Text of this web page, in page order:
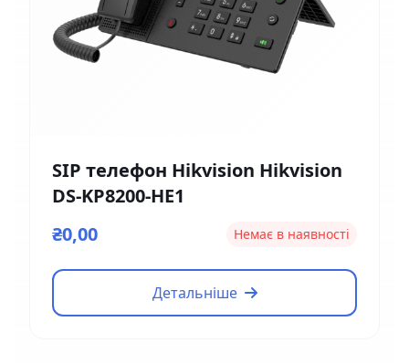
SIP телефон Hikvision Hikvision
DS-KP8200-HE1
₴0,00
Немає в наявності
Детальніше